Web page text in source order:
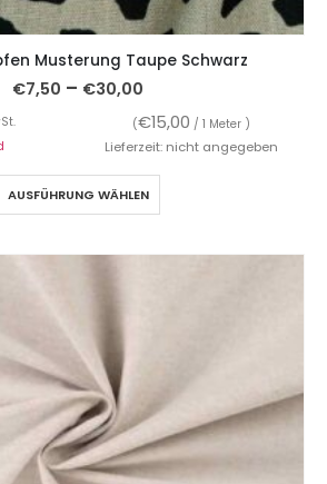
Musterung Taupe Schwarz
€7,50 – €30,00
(€15,00 / 1 Meter )
Lieferzeit: nicht angegeben
AUSFÜHRUNG WÄHLEN